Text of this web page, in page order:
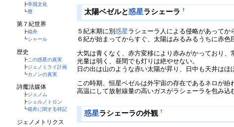
┣帝国文化
┗暦
第７紀世界
┣箱舟
┗シャール
歴史
┣この惑星の真実
┣ジェノミライ計画
┗カノンの真実
詩魔法媒体
┣ジェノム
┣シェルノトロン
┗箱舟に関する特記
ジェノメトリクス
太陽ベゼルと惑星ラシェーラ †
５紀末期に別惑星ラシェーラ人による侵略があってか
６紀が始まってからすぐ、太陽はみるみるうちに赤色
大気は青くなく、赤方変移により赤みがかっており、
光量は弱く、昼間でも灯りは絶やせない。
日の出は山のような赤い太陽が昇り、日中も天井はほ
この時期、恒星ベゼルは外宇宙の存在であるネロが
高温にして放射線量の高いガスがラシェーラを包み込
惑星ラシェーラの外観 †